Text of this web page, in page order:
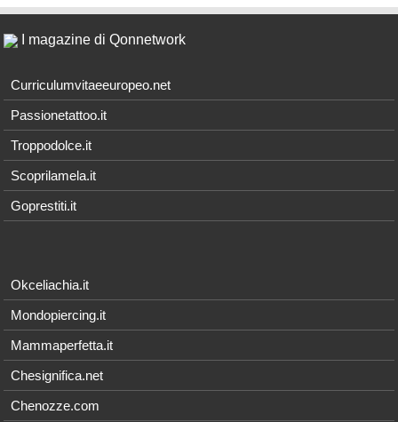
I magazine di Qonnetwork
Curriculumvitaeeuropeo.net
Passionetattoo.it
Troppodolce.it
Scoprilamela.it
Goprestiti.it
Okceliachia.it
Mondopiercing.it
Mammaperfetta.it
Chesignifica.net
Chenozze.com